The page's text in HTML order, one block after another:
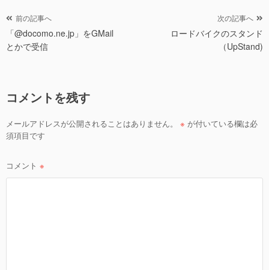
投
稿
ナ
ー
シ
ョ
前の記事へ
「@docomo.ne.jp」をGMail
とかで受信
次の記事へ
ロードバイクのスタンド
（UpStand)
コメントを残す
メールアドレスが公開されることはありません。 ※ が付いている欄は必
須項目です
コメント ※